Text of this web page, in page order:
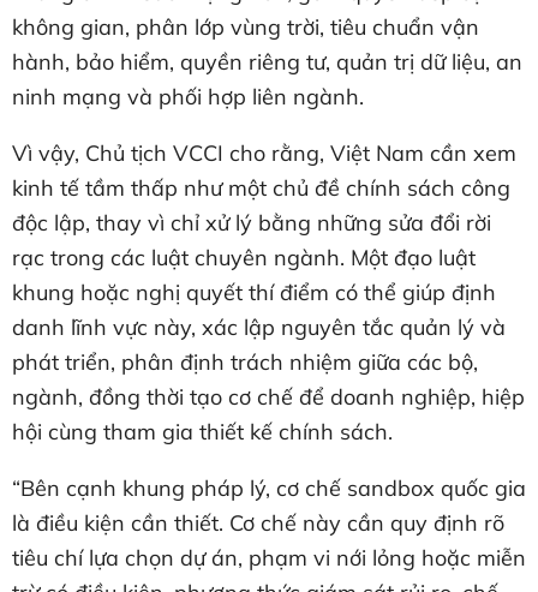
không gian, phân lớp vùng trời, tiêu chuẩn vận
hành, bảo hiểm, quyền riêng tư, quản trị dữ liệu, an
ninh mạng và phối hợp liên ngành.
Vì vậy, Chủ tịch VCCI cho rằng, Việt Nam cần xem
kinh tế tầm thấp như một chủ đề chính sách công
độc lập, thay vì chỉ xử lý bằng những sửa đổi rời
rạc trong các luật chuyên ngành. Một đạo luật
khung hoặc nghị quyết thí điểm có thể giúp định
danh lĩnh vực này, xác lập nguyên tắc quản lý và
phát triển, phân định trách nhiệm giữa các bộ,
ngành, đồng thời tạo cơ chế để doanh nghiệp, hiệp
hội cùng tham gia thiết kế chính sách.
“Bên cạnh khung pháp lý, cơ chế sandbox quốc gia
là điều kiện cần thiết. Cơ chế này cần quy định rõ
tiêu chí lựa chọn dự án, phạm vi nới lỏng hoặc miễn